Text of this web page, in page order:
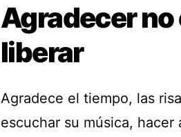
Agradecer
liberar
Agradece el tiempo, las
escuchar su música,